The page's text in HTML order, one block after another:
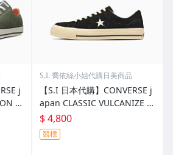
j
O
S.I. 喬依絲小姐代購日美商品
【S.I 日本代購】CONVERSE j
apan CLASSIC VULCANIZE O
NE STAR AGED SUEDE AG
$ 4,800
競標